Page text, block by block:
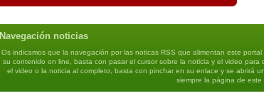
Navegación noticias
Os indicamos que la navegación por las noticas RSS que alimentan este
su contenido on line, basta con pasar el cursor sobre la noticia y el video
el video o la noticia al completo, basta con pinchar en su enlace y se abrirá
siempre la página de este